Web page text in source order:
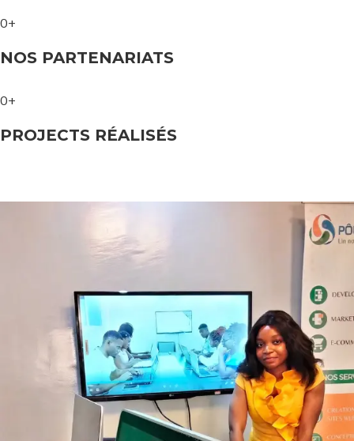
0+
NOS PARTENARIATS
0+
PROJECTS RÉALISÉS